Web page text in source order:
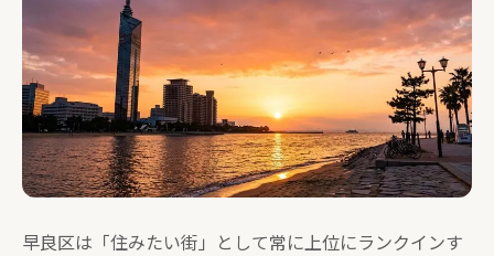
早良区は「住みたい街」として常に上位にランクインす